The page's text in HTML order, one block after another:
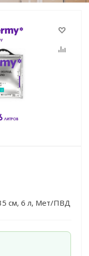
см, 6 л, Мет/ПВД